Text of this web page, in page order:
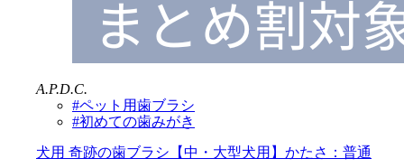
A.P.D.C.
#ペット用歯ブラシ
#初めての歯みがき
犬用 奇跡の歯ブラシ【中・大型犬用】かたさ：普通